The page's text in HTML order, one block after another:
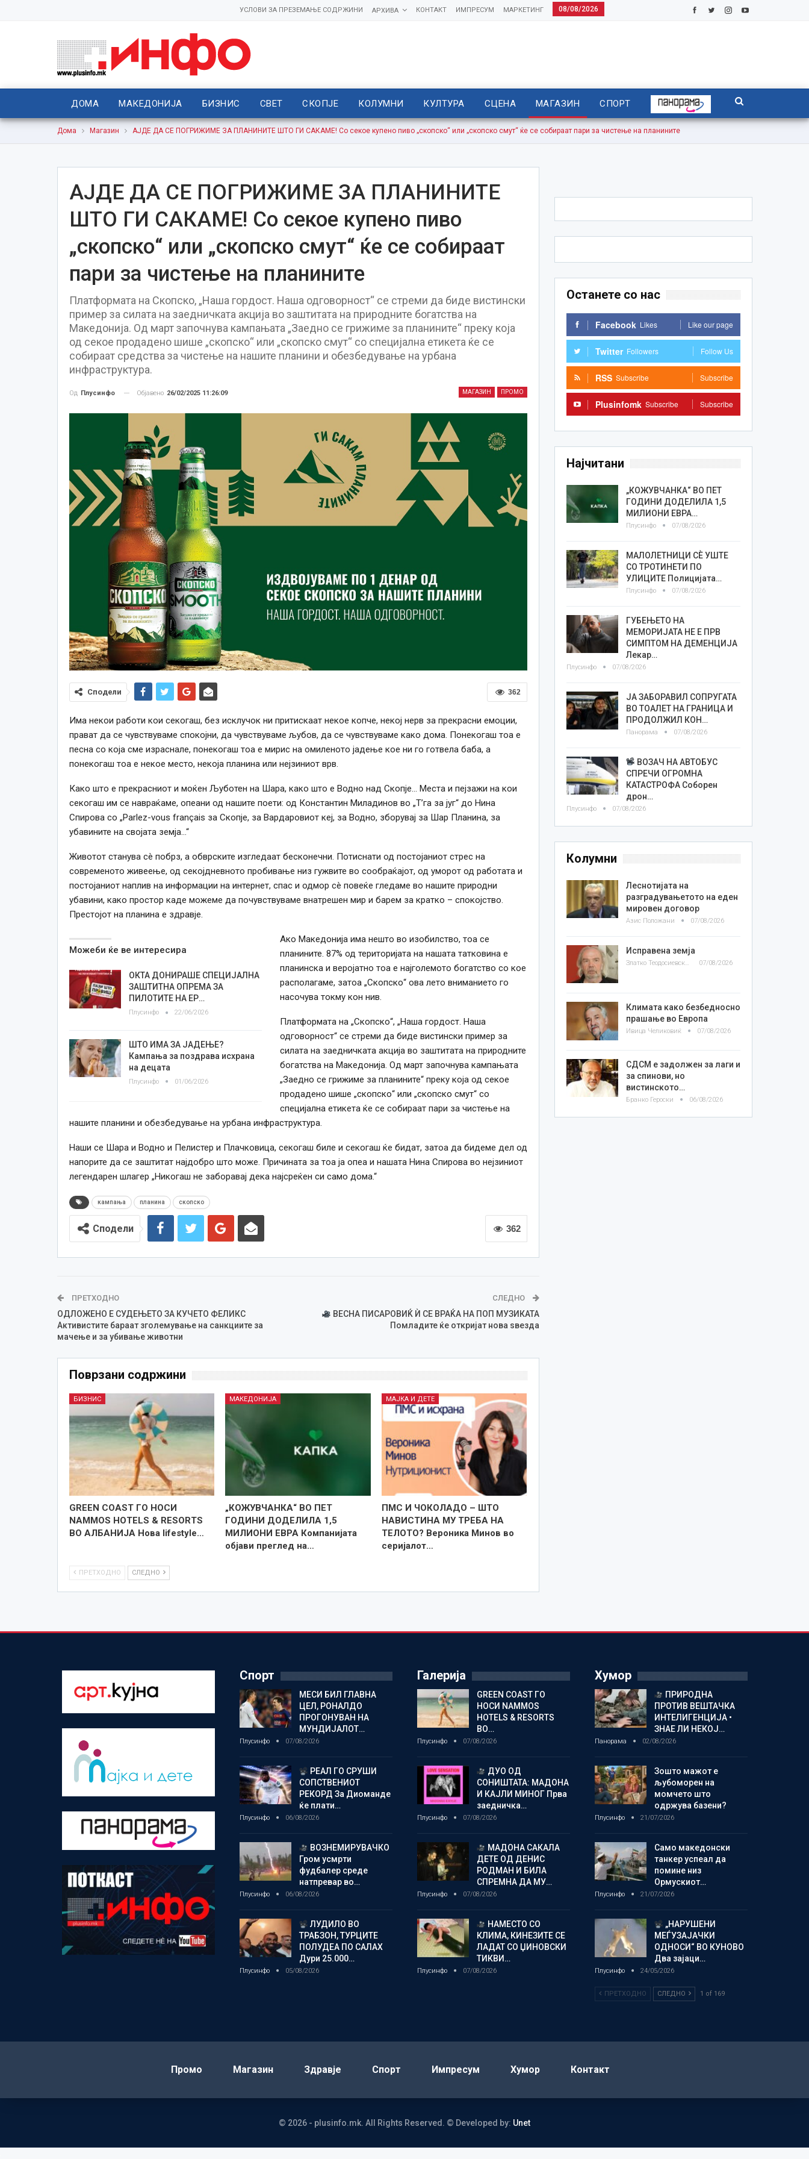
08/08/2026
МАРКЕТИНГ
ИМПРЕСУМ
КОНТАКТ
АРХИВА
УСЛОВИ ЗА ПРЕЗЕМАЊЕ СОДРЖИНИ
ДОМА МАКЕДОНИЈА БИЗНИС СВЕТ СКОПЈЕ КОЛУМНИ КУЛТУРА СЦЕНА МАГАЗИН СПОРТ
Дома Магазин АЈДЕ ДА СЕ ПОГРИЖИМЕ ЗА ПЛАНИНИТЕ ШТО ГИ САКАМЕ! Со секое купено пиво „скопско“ или „скопско смут“ ќе се собираат пари за чистење на планините
АЈДЕ ДА СЕ ПОГРИЖИМЕ ЗА ПЛАНИНИТЕ
ШТО ГИ САКАМЕ! Со секое купено пиво
„скопско“ или „скопско смут“ ќе се собираат
пари за чистење на планините
Платформата на Скопско, „Наша гордост. Наша одговорност“ се стреми да биде вистински
пример за силата на заедничката акција во заштитата на природните богатства на
Македонија. Од март започнува кампањата „Заедно се грижиме за планините“ преку која
од секое продадено шише „скопско“ или „скопско смут“ со специјална етикета ќе се
собираат средства за чистење на нашите планини и обезбедување на урбана
инфраструктура.
МАГАЗИН ПРОМО
Од Плусинфо Објавено 26/02/2025 11:26:09
362
Сподели
Има некои работи кои секогаш, без исклучок ни притискаат некое копче, некој нерв за прекрасни емоции,
прават да се чувствуваме спокојни, да чувствуваме љубов, да се чувствуваме како дома. Понекогаш тоа е
песна со која сме израснале, понекогаш тоа е мирис на омиленото јадење кое ни го готвела баба, а
понекогаш тоа е некое место, некоја планина или нејзиниот врв.
Како што е прекрасниот и моќен Љуботен на Шара, како што е Водно над Скопје… Места и пејзажи на кои
секогаш им се навраќаме, опеани од нашите поети: од Константин Миладинов во „Т’га за југ“ до Нина
Спирова со „Parlez-vous français за Скопје, за Вардаровиот кеј, за Водно, зборувај за Шар Планина, за
убавините на својата земја…“
Животот станува сè побрз, а обврските изгледаат бесконечни. Потиснати од постојаниот стрес на
современото живеење, од секојдневното пробивање низ гужвите во сообраќајот, од уморот од работата и
постојаниот наплив на информации на интернет, спас и одмор сè повеќе гледаме во нашите природни
убавини, како простор каде можеме да почувствуваме внатрешен мир и барем за кратко – спокојство.
Престојот на планина е здравје.
Можеби ќе ве интересира
ОКТА ДОНИРАШЕ СПЕЦИЈАЛНА
ЗАШТИТНА ОПРЕМА ЗА
ПИЛОТИТЕ НА ЕР…
Плусинфо 22/06/2026
ШТО ИМА ЗА ЈАДЕЊЕ?
Кампања за поздрава исхрана
на децата
Плусинфо 01/06/2026
Ако Македонија има нешто во изобилство, тоа се
планините. 87% од територијата на нашата татковина е
планинска и веројатно тоа е најголемото богатство со кое
располагаме, затоа „Скопско“ ова лето вниманието го
насочува токму кон нив.
Платформата на „Скопско“, „Наша гордост. Наша
одговорност“ се стреми да биде вистински пример за
силата на заедничката акција во заштитата на природните
богатства на Македонија. Од март започнува кампањата
„Заедно се грижиме за планините“ преку која од секое
продадено шише „скопско“ или „скопско смут“ со
специјална етикета ќе се собираат пари за чистење на
нашите планини и обезбедување на урбана инфраструктура.
Наши се Шара и Водно и Пелистер и Плачковица, секогаш биле и секогаш ќе бидат, затоа да бидеме дел од
напорите да се заштитат најдобро што може. Причината за тоа ја опеа и нашата Нина Спирова во нејзиниот
легендарен шлагер „Никогаш не заборавај дека најсреќен си само дома.“
кампања планина скопско
362
Сподели
ПРЕТХОДНО
ОДЛОЖЕНО Е СУДЕЊЕТО ЗА КУЧЕТО ФЕЛИКС
Активистите бараат зголемување на санкциите за
мачење и за убивање животни
СЛЕДНО
ВЕСНА ПИСАРОВИЌ Ѝ СЕ ВРАЌА НА ПОП МУЗИКАТА
Помладите ќе откријат нова ѕвезда
Поврзани содржини
БИЗНИС
GREEN COAST ГО НОСИ
NAMMOS HOTELS & RESORTS
ВО АЛБАНИЈА Нова lifestyle…
МАКЕДОНИЈА
„КОЖУВЧАНКА“ ВО ПЕТ
ГОДИНИ ДОДЕЛИЛА 1,5
МИЛИОНИ ЕВРА Компанијата
објави преглед на…
МАЈКА И ДЕТЕ
ПМС И ЧОКОЛАДО – ШТО
НАВИСТИНА МУ ТРЕБА НА
ТЕЛОТО? Вероника Минов во
серијалот…
ПРЕТХОДНО СЛЕДНО
Останете со нас
Facebook Likes Like our page
Twitter Followers Follow Us
RSS Subscribe Subscribe
Plusinfomk Subscribe Subscribe
Најчитани
„КОЖУВЧАНКА“ ВО ПЕТ
ГОДИНИ ДОДЕЛИЛА 1,5
МИЛИОНИ ЕВРА…
Плусинфо 07/08/2026
МАЛОЛЕТНИЦИ СÈ УШТЕ
СО ТРОТИНЕТИ ПО
УЛИЦИТЕ Полицијата…
Плусинфо 07/08/2026
ГУБЕЊЕТО НА
МЕМОРИЈАТА НЕ Е ПРВ
СИМПТОМ НА ДЕМЕНЦИЈА
Лекар…
Плусинфо 07/08/2026
ЈА ЗАБОРАВИЛ СОПРУГАТА
ВО ТОАЛЕТ НА ГРАНИЦА И
ПРОДОЛЖИЛ КОН…
Панорама 07/08/2026
ВОЗАЧ НА АВТОБУС
СПРЕЧИ ОГРОМНА
КАТАСТРОФА Соборен
дрон…
Плусинфо 07/08/2026
Колумни
Леснотијата на
разградувањетото на еден
мировен договор
Азис Положани 07/08/2026
Исправена земја
Златко Теодосиевски 07/08/2026
Климата како безбедносно
прашање во Европа
Ивица Челиковиќ 07/08/2026
СДСМ е задолжен за лаги и
за спинови, но
вистинското…
Бранко Героски 06/08/2026
Спорт
МЕСИ БИЛ ГЛАВНА
ЦЕЛ, РОНАЛДО
ПРОГОНУВАН НА
МУНДИЈАЛОТ…
Плусинфо 07/08/2026
РЕАЛ ГО СРУШИ
СОПСТВЕНИОТ
РЕКОРД За Диоманде
ќе плати…
Плусинфо 06/08/2026
ВОЗНЕМИРУВАЧКО
Гром усмрти
фудбалер среде
натпревар во…
Плусинфо 06/08/2026
ЛУДИЛО ВО
ТРАБЗОН, ТУРЦИТЕ
ПОЛУДЕА ПО САЛАХ
Дури 25.000…
Плусинфо 05/08/2026
Галерија
GREEN COAST ГО
НОСИ NAMMOS
HOTELS & RESORTS
ВО…
Плусинфо 07/08/2026
ДУО ОД
СОНИШТАТА: МАДОНА
И КАЈЛИ МИНОГ Прва
заедничка…
Плусинфо 07/08/2026
МАДОНА САКАЛА
ДЕТЕ ОД ДЕНИС
РОДМАН И БИЛА
СПРЕМНА ДА МУ…
Плусинфо 07/08/2026
НАМЕСТО СО
КЛИМА, КИНЕЗИТЕ СЕ
ЛАДАТ СО ЏИНОВСКИ
ТИКВИ…
Плусинфо 07/08/2026
Хумор
ПРИРОДНА
ПРОТИВ ВЕШТАЧКА
ИНТЕЛИГЕНЦИЈА •
ЗНАЕ ЛИ НЕКОЈ…
Панорама 02/08/2026
Зошто мажот е
љубоморен на
момчето што
одржува базени?
Плусинфо 21/07/2026
Само македонски
танкер успеал да
помине низ
Ормускиот…
Плусинфо 21/07/2026
„НАРУШЕНИ
МЕЃУЗАЈАЧКИ
ОДНОСИ“ ВО КУНОВО
Два зајаци…
Плусинфо 24/05/2026
ПРЕТХОДНО СЛЕДНО 1 of 169
Промо Магазин Здравје Спорт Импресум Хумор Контакт
© 2026 - plusinfo.mk. All Rights Reserved. © Developed by: Unet